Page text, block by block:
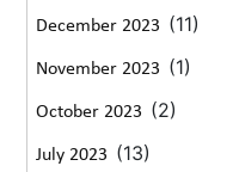
December 2023 (11)
November 2023 (1)
October 2023 (2)
July 2023 (13)